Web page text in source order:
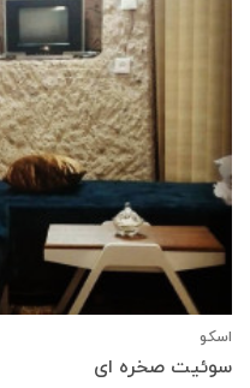
اسکو
سوئیت صخره ای